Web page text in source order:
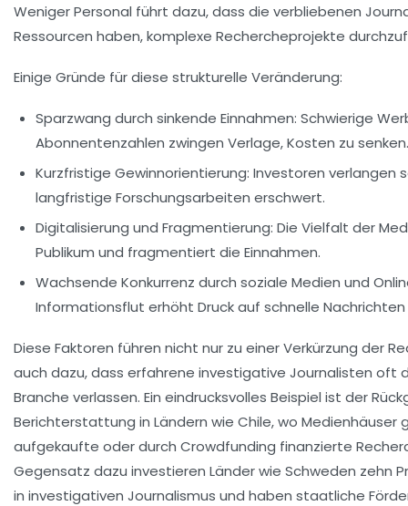
Weniger Personal führt dazu, dass die verbliebenen
Ressourcen haben, komplexe Rechercheprojekte
Einige Gründe für diese strukturelle Veränderung:
Sparzwang durch sinkende Einnahmen: Schwierige
Abonnentenzahlen zwingen Verlage, Kosten zu senken.
Kurzfristige Gewinnorientierung: Investoren verlangen
langfristige Forschungsarbeiten erschwert.
Digitalisierung und Fragmentierung: Die Vielfalt der
Publikum und fragmentiert die Einnahmen.
Wachsende Konkurrenz durch soziale Medien und
Informationsflut erhöht Druck auf schnelle
Diese Faktoren führen nicht nur zu einer Verkürzung der
auch dazu, dass erfahrene investigative Journalisten oft
Branche verlassen. Ein eindrucksvolles Beispiel ist der
Berichterstattung in Ländern wie Chile, wo Medienhäuser
aufgekaufte oder durch Crowdfunding finanzierte
Gegensatz dazu investieren Länder wie Schweden zehn
in investigativen Journalismus und haben staatliche